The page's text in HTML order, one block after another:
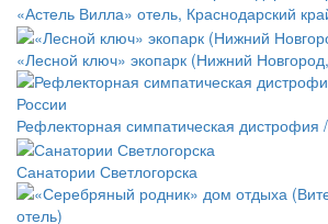
«Астель Вилла» отель, Краснодарский
«Лесной ключ» экопарк (Нижний
Рефлекторная симпатическая дистрофия
Санатории Светлогорска